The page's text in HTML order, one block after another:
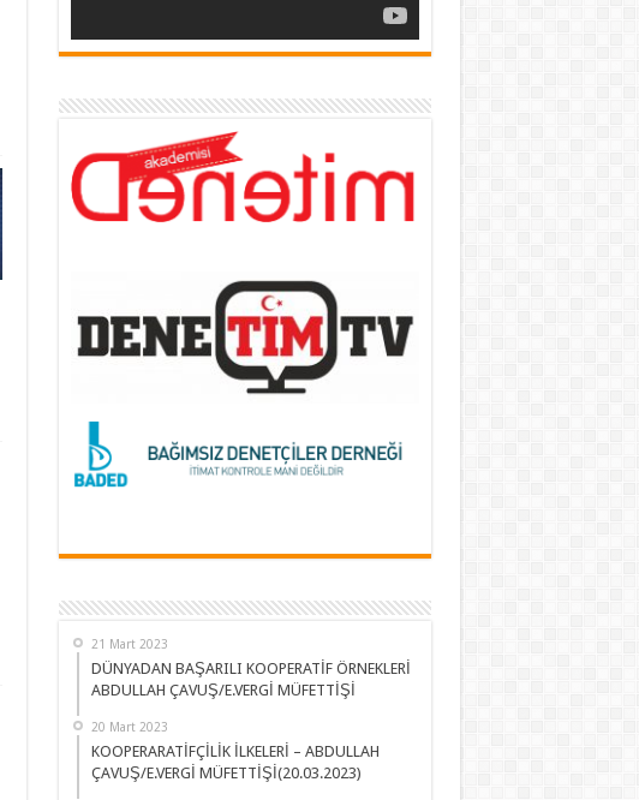
21 Mart 2023
DÜNYADAN BAŞARILI KOOPERATİF ÖRNEKLERİ
ABDULLAH ÇAVUŞ/E.VERGİ MÜFETTİŞİ
20 Mart 2023
KOOPERARATİFÇİLİK İLKELERİ – ABDULLAH
ÇAVUŞ/E.VERGİ MÜFETTİŞİ(20.03.2023)